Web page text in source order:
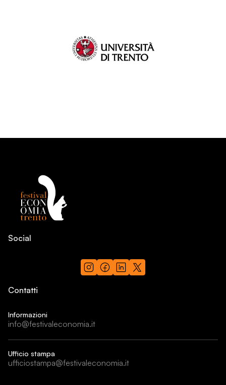
Social
Contatti
Informazioni
info@festivaleconomia.it
Ufficio stampa
ufficiostampa@festivaleconomia.it